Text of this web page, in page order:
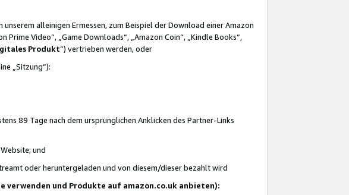
alleinigen Ermessen, zum Beispiel der Download einer Amazon
Video“, „Game Downloads“, „Amazon Coin“, „Kindle Books“,
Produkt“) vertrieben werden, oder
„Sitzung“):
89 Tage nach dem ursprünglichen Anklicken des Partner-Links
und
oder heruntergeladen und von diesem/dieser bezahlt wird
verwenden und Produkte auf amazon.co.uk anbieten):